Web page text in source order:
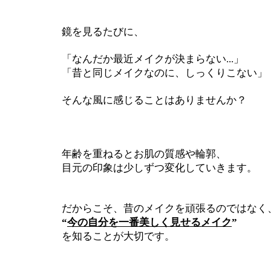
鏡を見るたびに、
「なんだか最近メイクが決まらない...」
「昔と同じメイクなのに、しっくりこない」
そんな風に感じることはありませんか？
年齢を重ねるとお肌の質感や輪郭、
目元の印象は少しずつ変化していきます。
だからこそ、昔のメイクを頑張るのではなく
“今の自分を一番美しく見せるメイク”
を知ることが大切です。